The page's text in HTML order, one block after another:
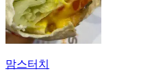
맘스터치